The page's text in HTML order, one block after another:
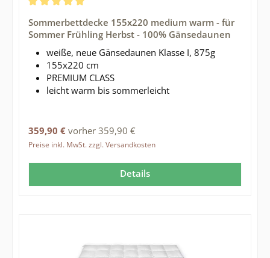
Sommerbettdecke 155x220 medium warm - für
Sommer Frühling Herbst - 100% Gänsedaunen
weiße, neue Gänsedaunen Klasse I, 875g
155x220 cm
PREMIUM CLASS
leicht warm bis sommerleicht
Regulärer Preis:
359,90 € vorher 359,90 €
Preise inkl. MwSt. zzgl. Versandkosten
Details